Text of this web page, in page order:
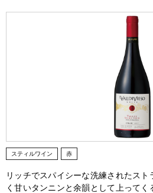
スティルワイン 赤
リッチでスパイシーな洗練されたス
く甘いタンニンと余韻として上って